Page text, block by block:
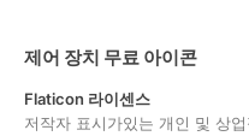
제어 장치 무료 아이콘
Flaticon 라이센스
저작자 표시가있는 개인 및 상